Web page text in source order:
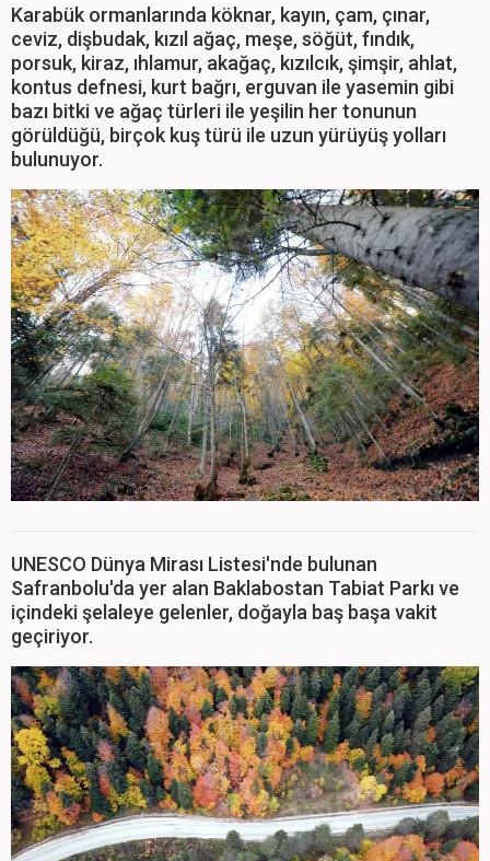
Karabük ormanlarında köknar, kayın, çam, çınar,
ceviz, dişbudak, kızıl ağaç, meşe, söğüt, fındık,
porsuk, kiraz, ıhlamur, akağaç, kızılcık, şimşir, ahlat,
kontus defnesi, kurt bağrı, erguvan ile yasemin gibi
bazı bitki ve ağaç türleri ile yeşilin her tonunun
görüldüğü, birçok kuş türü ile uzun yürüyüş yolları
bulunuyor.
UNESCO Dünya Mirası Listesi'nde bulunan
Safranbolu'da yer alan Baklabostan Tabiat Parkı ve
içindeki şelaleye gelenler, doğayla baş başa vakit
geçiriyor.